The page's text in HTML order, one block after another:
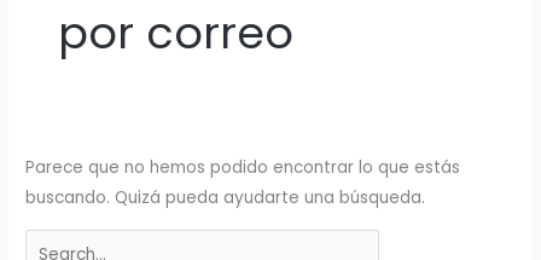
por correo
Parece que no hemos podido encontrar lo que estás
buscando. Quizá pueda ayudarte una búsqueda.
Buscar